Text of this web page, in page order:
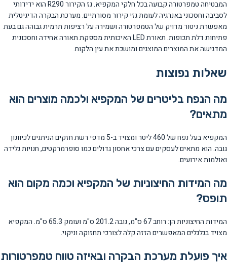
המבטיחה טמפרטורה קבועה בכל חלקי המקפיא. גז הקירור R290 הוא ידידותי
לסביבה וחסכוני באנרגיה לעומת גזי קירור מסורתיים. מערכת הבקרה הדיגיטלית
מאפשרת ניטור מדויק של הטמפרטורה ושמירה על רציפות תרמית גבוהה גם בעת
פתיחות דלת תכופות. תאורת LED האיכותית מספקת תאורה אחידה וחסכונית
המדגישה את המוצרים המוצגים ומושכת את עין הלקוח.
שאלות נפוצות
מה הנפח בליטרים של המקפיא ולכמה מוצרים הוא
מתאים?
המקפיא בעל נפח של 460 ליטר ומצויד ב-5 מדפי רשת חזקים הניתנים לכיוונון
גובה. הוא מתאים לעסקים עם צרכי אחסון גדולים כמו סופרמרקטים, חנויות גלידה
ואולמות אירועים.
מה המידות החיצוניות של המקפיא וכמה מקום הוא
תופס?
המידות החיצוניות הן: רוחב 67 ס"מ, גובה 201.2 ס"מ ועומק 65.3 ס"מ. המקפיא
מצויד בגלגלים המאפשרים הזזה קלה לצורכי תחזוקה וניקוי.
איך פועלת מערכת הבקרה ובאיזה טווח טמפרטורות